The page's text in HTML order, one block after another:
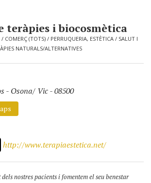
teràpies i biocosmètica
/ COMERÇ (TOTS) / PERRUQUERIA, ESTÈTICA / SALUT I
NATURALS/ALTERNATIVES
- Osona/ Vic - 08500
http://www.terapiaestetica.net/
nostres pacients i fomentem el seu benestar